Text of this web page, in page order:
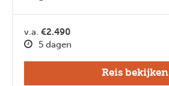
v.a. €2.490
5 dagen
Reis bekijken